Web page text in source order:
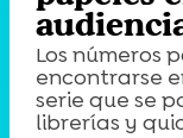
Los números
encontrarse
serie que se
librerías y